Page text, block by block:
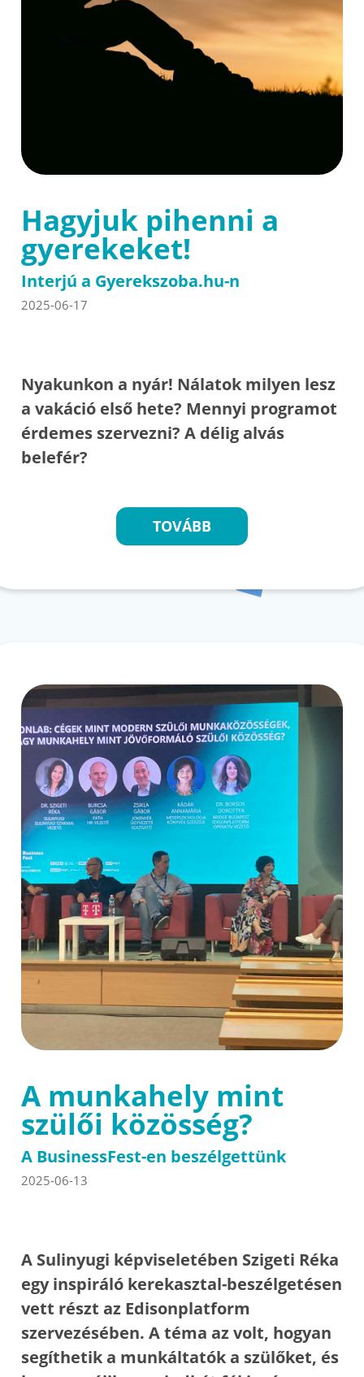
Hagyjuk pihenni a
gyerekeket!
Interjú a Gyerekszoba.hu-n
2025-06-17
Nyakunkon a nyár! Nálatok milyen lesz
a vakáció első hete? Mennyi programot
érdemes szervezni? A délig alvás
belefér?
TOVÁBB
A munkahely mint
szülői közösség?
A BusinessFest-en beszélgettünk
2025-06-13
A Sulinyugi képviseletében Szigeti Réka
egy inspiráló kerekasztal-beszélgetésen
vett részt az Edisonplatform
szervezésében. A téma az volt, hogyan
segíthetik a munkáltatók a szülőket, és